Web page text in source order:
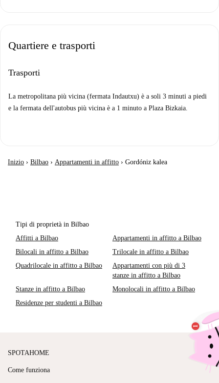
Quartiere e trasporti
Trasporti
La metropolitana più vicina (fermata Indautxu) è a soli 3 minuti a piedi
e la fermata dell'autobus più vicina è a 1 minuto a Plaza Bizkaia.
Inizio › Bilbao › Appartamenti in affitto › Gordóniz kalea
Tipi di proprietà in Bilbao
Affitti a Bilbao
Appartamenti in affitto a Bilbao
Bilocali in affitto a Bilbao
Trilocale in affitto a Bilbao
Quadrilocale in affitto a Bilbao
Appartamenti con più di 3
stanze in affitto a Bilbao
Stanze in affitto a Bilbao
Monolocali in affitto a Bilbao
Residenze per studenti a Bilbao
SPOTAHOME
Come funziona